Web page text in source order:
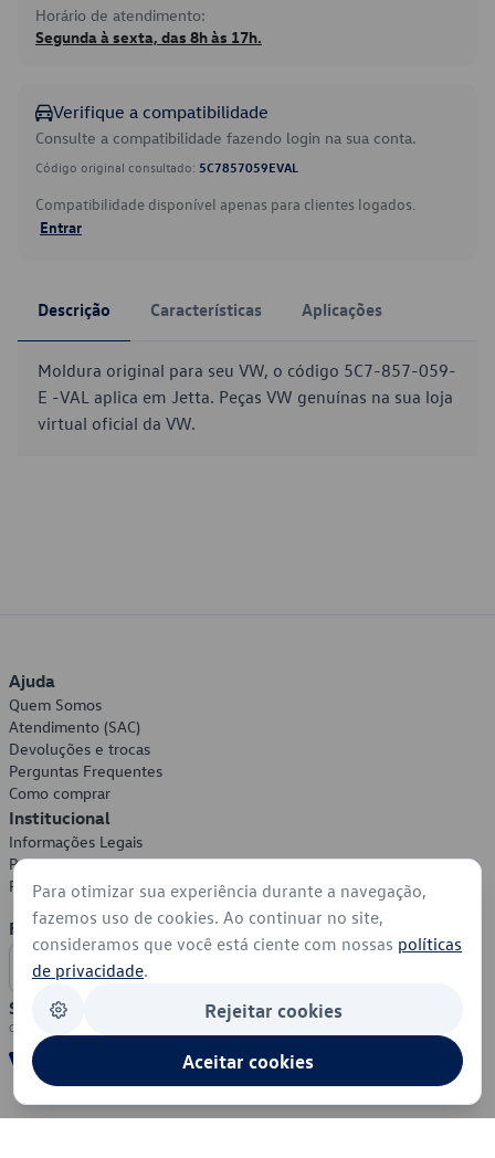
Horário de atendimento:
Segunda à sexta, das 8h às 17h.
Verifique a compatibilidade
Consulte a compatibilidade fazendo login na sua conta.
Código original consultado: 5C7857059EVAL
Compatibilidade disponível apenas para clientes logados.
Entrar
Descrição Características Aplicações
Moldura original para seu VW, o código 5C7-857-059-
E -VAL aplica em Jetta. Peças VW genuínas na sua loja
virtual oficial da VW.
Ajuda
Quem Somos
Atendimento (SAC)
Devoluções e trocas
Perguntas Frequentes
Como comprar
Institucional
Informações Legais
Política de Privacidade
Política de Cookies
Formas de Pagamento
Segurança
Para otimizar sua experiência durante a navegação,
fazemos uso de cookies. Ao continuar no site,
consideramos que você está ciente com nossas políticas
de privacidade.
Rejeitar cookies
Aceitar cookies